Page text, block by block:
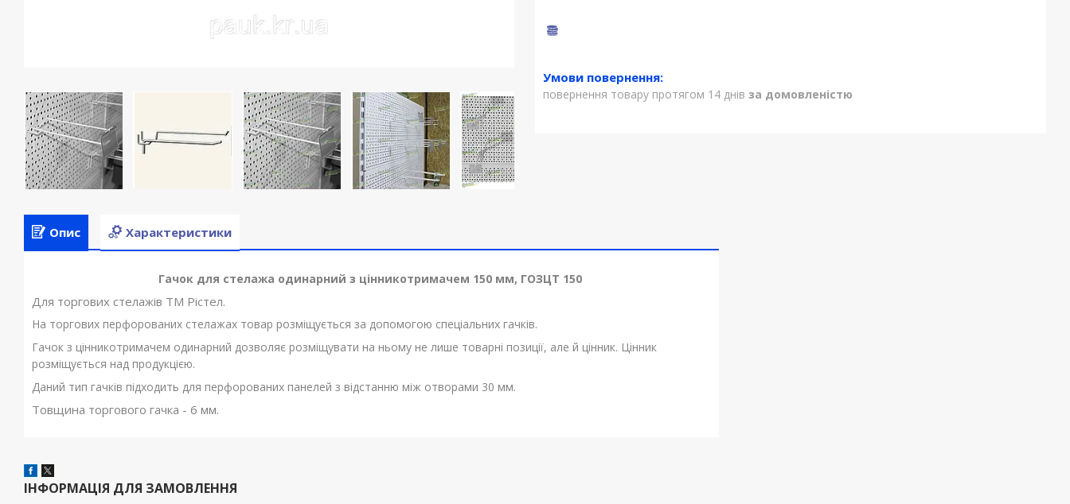
повернення товару протягом 14 днів за домовленістю
Опис Характеристики
Гачок для стелажа одинарний з цінникотримачем 150 мм, ГОЗЦТ 150
Для торгових стелажів ТМ Рістел.
На торгових перфорованих стелажах товар розміщується за допомогою спеціальних гачків.
Гачок з цінникотримачем одинарний дозволяє розміщувати на ньому не лише товарні позиції, але й цінник. Цінник
розміщується над продукцією.
Даний тип гачків підходить для перфорованих панелей з відстанню між отворами 30 мм.
Товщина торгового гачка - 6 мм.
ІНФОРМАЦІЯ ДЛЯ ЗАМОВЛЕННЯ